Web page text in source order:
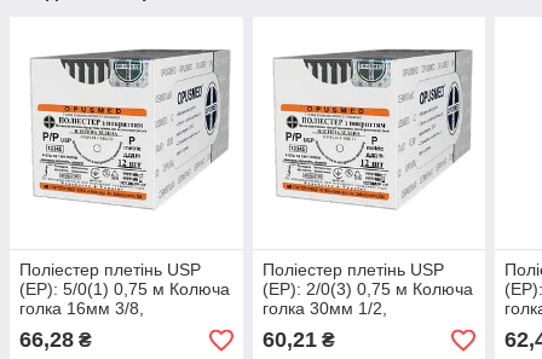
Поліестер плетінь USP
(EP): 5/0(1) 0,75 м Колюча
голка 16мм 3/8,
OPUSMED® (Поліестер,
Лавсан, Поліефір)
66,28 ₴
Поліестер плетінь USP
(EP): 2/0(3) 0,75 м Колюча
голка 30мм 1/2,
OPUSMED® (Поліестер,
Лавсан, Поліефір)
60,21₴